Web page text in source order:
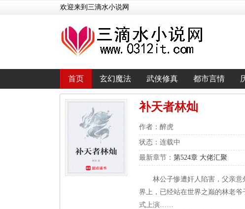
欢迎来到三滴水小说网
首页 玄幻魔法 武侠修真 都市言情
补天者林灿
作者：醉虎
状态：连载中
最新章节： 第524章 大佬汇聚
林公子惨遭奸人陷害，父亲
界上，已经站在世界之巅的林老
式上演……